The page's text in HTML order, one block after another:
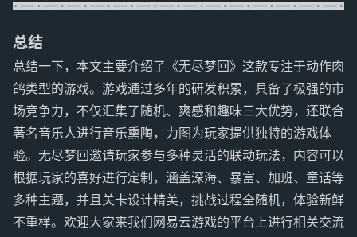
总结
总结一下，本文主要介绍了《无尽梦回》这款专注于动作肉
鸽类型的游戏。游戏通过多年的研发积累，具备了极强的市
场竞争力，不仅汇集了随机、爽感和趣味三大优势，还联合
著名音乐人进行音乐熏陶，力图为玩家提供独特的游戏体
验。无尽梦回邀请玩家参与多种灵活的联动玩法，内容可以
根据玩家的喜好进行定制，涵盖深海、暴富、加班、童话等
多种主题，并且关卡设计精美，挑战过程全随机，体验新鲜
不重样。欢迎大家来我们网易云游戏的平台上进行相关交流